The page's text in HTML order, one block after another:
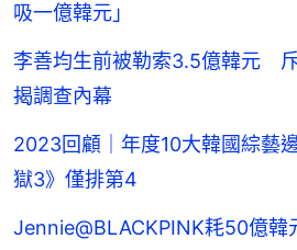
吸一億韓元」
李善均生前被勒索3.5億韓元
揭調查內幕
2023回顧｜年度10大韓國綜藝
獄3》僅排第4
Jennie@BLACKPINK耗50億韓